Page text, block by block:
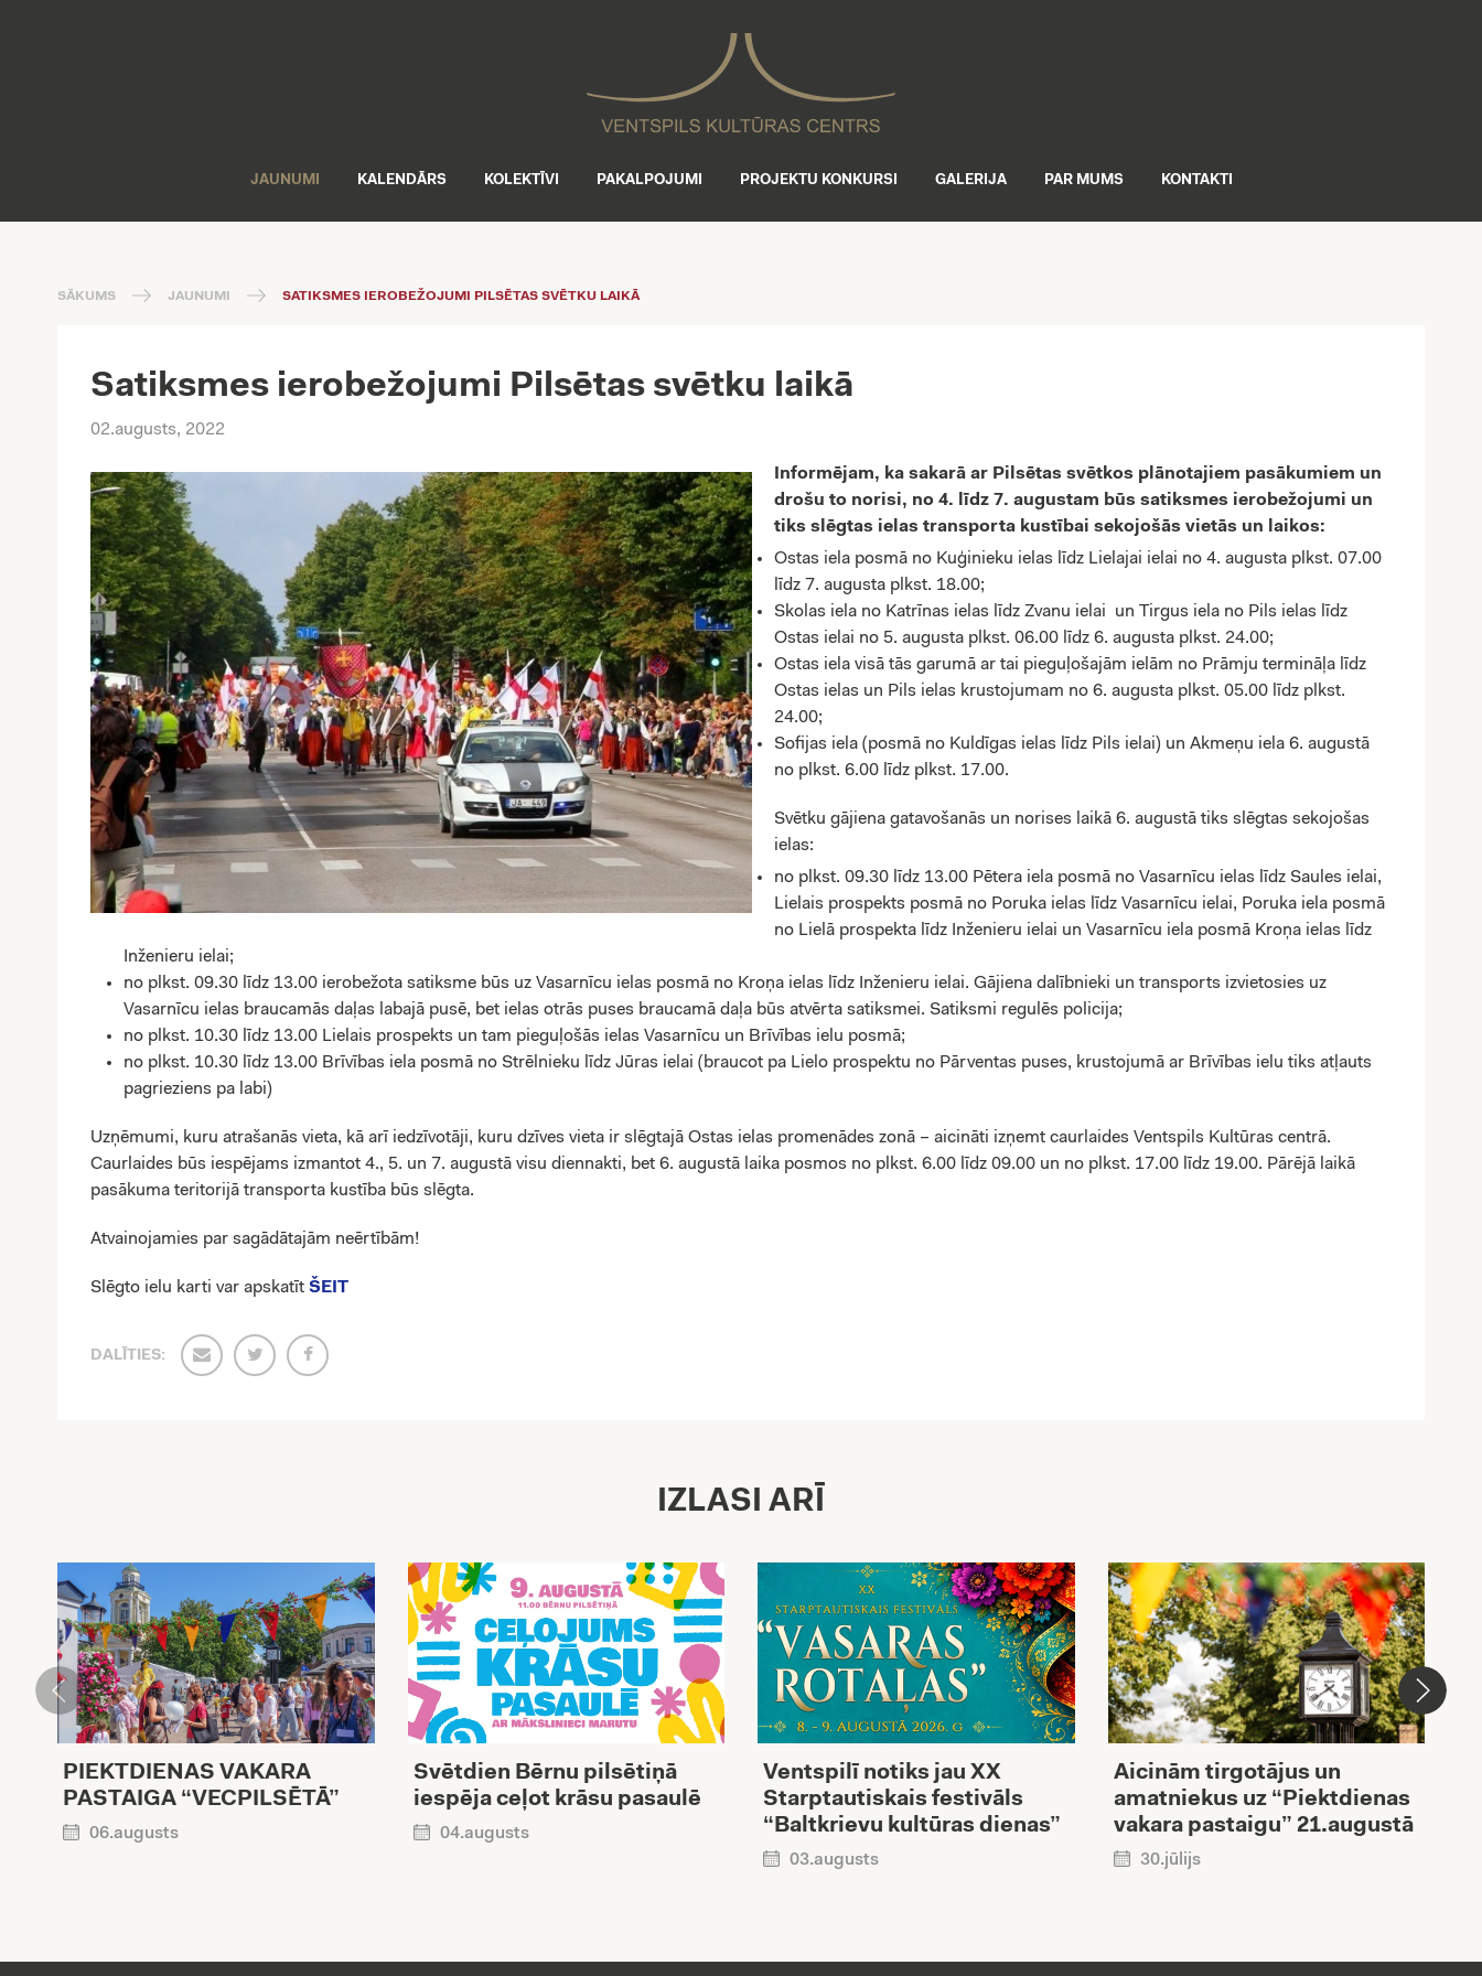
JAUNUMI KALENDĀRS KOLEKTĪVI PAKALPOJUMI PROJEKTU KONKURSI GALERIJA PAR MUMS KONTAKTI
SĀKUMS JAUNUMI SATIKSMES IEROBEŽOJUMI PILSĒTAS SVĒTKU LAIKĀ
Satiksmes ierobežojumi Pilsētas svētku laikā
02.augusts, 2022
Informējam, ka sakarā ar Pilsētas svētkos plānotajiem pasākumiem un
drošu to norisi, no 4. līdz 7. augustam būs satiksmes ierobežojumi un
tiks slēgtas ielas transporta kustībai sekojošās vietās un laikos:
Ostas iela posmā no Kuģinieku ielas līdz Lielajai ielai no 4. augusta plkst. 07.00
līdz 7. augusta plkst. 18.00;
Skolas iela no Katrīnas ielas līdz Zvanu ielai un Tirgus iela no Pils ielas līdz
Ostas ielai no 5. augusta plkst. 06.00 līdz 6. augusta plkst. 24.00;
Ostas iela visā tās garumā ar tai pieguļošajām ielām no Prāmju termināļa līdz
Ostas ielas un Pils ielas krustojumam no 6. augusta plkst. 05.00 līdz plkst.
24.00;
Sofijas iela (posmā no Kuldīgas ielas līdz Pils ielai) un Akmeņu iela 6. augustā
no plkst. 6.00 līdz plkst. 17.00.
Svētku gājiena gatavošanās un norises laikā 6. augustā tiks slēgtas sekojošas
ielas:
no plkst. 09.30 līdz 13.00 Pētera iela posmā no Vasarnīcu ielas līdz Saules ielai,
Lielais prospekts posmā no Poruka ielas līdz Vasarnīcu ielai, Poruka iela posmā
no Lielā prospekta līdz Inženieru ielai un Vasarnīcu iela posmā Kroņa ielas līdz
Inženieru ielai;
no plkst. 09.30 līdz 13.00 ierobežota satiksme būs uz Vasarnīcu ielas posmā no Kroņa ielas līdz Inženieru ielai. Gājiena dalībnieki un transports izvietosies uz
Vasarnīcu ielas braucamās daļas labajā pusē, bet ielas otrās puses braucamā daļa būs atvērta satiksmei. Satiksmi regulēs policija;
no plkst. 10.30 līdz 13.00 Lielais prospekts un tam pieguļošās ielas Vasarnīcu un Brīvības ielu posmā;
no plkst. 10.30 līdz 13.00 Brīvības iela posmā no Strēlnieku līdz Jūras ielai (braucot pa Lielo prospektu no Pārventas puses, krustojumā ar Brīvības ielu tiks atļauts
pagrieziens pa labi)
Uzņēmumi, kuru atrašanās vieta, kā arī iedzīvotāji, kuru dzīves vieta ir slēgtajā Ostas ielas promenādes zonā – aicināti izņemt caurlaides Ventspils Kultūras centrā.
Caurlaides būs iespējams izmantot 4., 5. un 7. augustā visu diennakti, bet 6. augustā laika posmos no plkst. 6.00 līdz 09.00 un no plkst. 17.00 līdz 19.00. Pārējā laikā
pasākuma teritorijā transporta kustība būs slēgta.
Atvainojamies par sagādātajām neērtībām!
Slēgto ielu karti var apskatīt ŠEIT
DALĪTIES:
IZLASI ARĪ
PIEKTDIENAS VAKARA
PASTAIGA “VECPILSĒTĀ”
06.augusts
Svētdien Bērnu pilsētiņā
iespēja ceļot krāsu pasaulē
04.augusts
Ventspilī notiks jau XX
Starptautiskais festivāls
“Baltkrievu kultūras dienas”
03.augusts
Aicinām tirgotājus un
amatniekus uz “Piektdienas
vakara pastaigu” 21.augustā
30.jūlijs